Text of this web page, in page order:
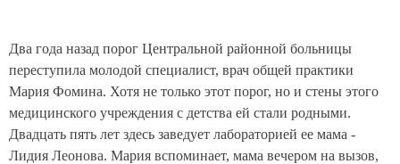
Два года назад порог Центральной районной больницы
переступила молодой специалист, врач общей практики
Мария Фомина. Хотя не только этот порог, но и стены этого
медицинского учреждения с детства ей стали родными.
Двадцать пять лет здесь заведует лабораторией ее мама -
Лидия Леонова. Мария вспоминает, мама вечером на вызов,